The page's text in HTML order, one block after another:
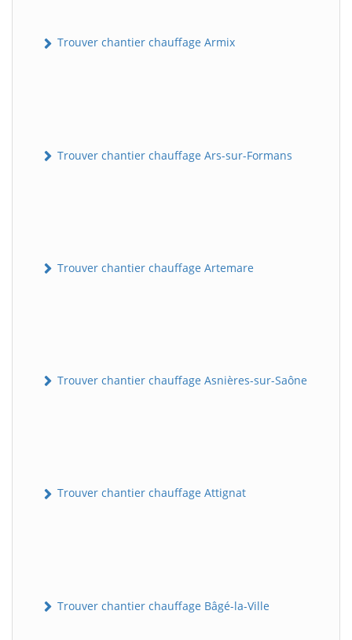
Trouver chantier chauffage Armix
Trouver chantier chauffage Ars-sur-Formans
Trouver chantier chauffage Artemare
Trouver chantier chauffage Asnières-sur-Saône
Trouver chantier chauffage Attignat
Trouver chantier chauffage Bâgé-la-Ville